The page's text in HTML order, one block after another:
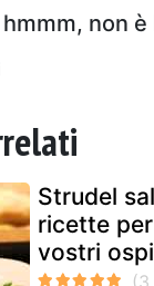
hmmm, non è
Strudel
ricette
vostri